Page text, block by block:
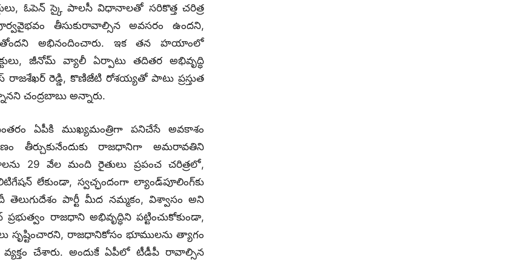
ఓపెన్‌ స్కై పాలసీ విధానాలతో సరికొత్త చరిత్ర
తీసుకురావాల్సిన అవసరం ఉందని,
అభినందించారు. ఇక తన హయాంలో
జీనోమ్‌ వ్యాలీ ఏర్పాటు తదితర అభివృద్ధి
రెడ్డి, కొణిజేటి రోశయ్యతో పాటు ప్రస్తుత
చంద్రబాబు అన్నారు.
ఏపీకి ముఖ్యమంత్రిగా పనిచేసే అవకాశం
తీర్చుకునేందుకు రాజధానిగా అమరావతిని
29 వేల మంది రైతులు ప్రపంచ చరిత్రలో,
లేకుండా, స్వచ్ఛందంగా ల్యాండ్‌పూలింగ్‌కు
పార్టీ మీద నమ్మకం, విశ్వాసం అని
రాజధాని అభివృద్ధిని పట్టించుకోకుండా,
రాజధానికోసం భూములను త్యాగం
వ్యక్తం చేశారు. అందుకే ఏపీలో టీడీపీ రావాల్సిన